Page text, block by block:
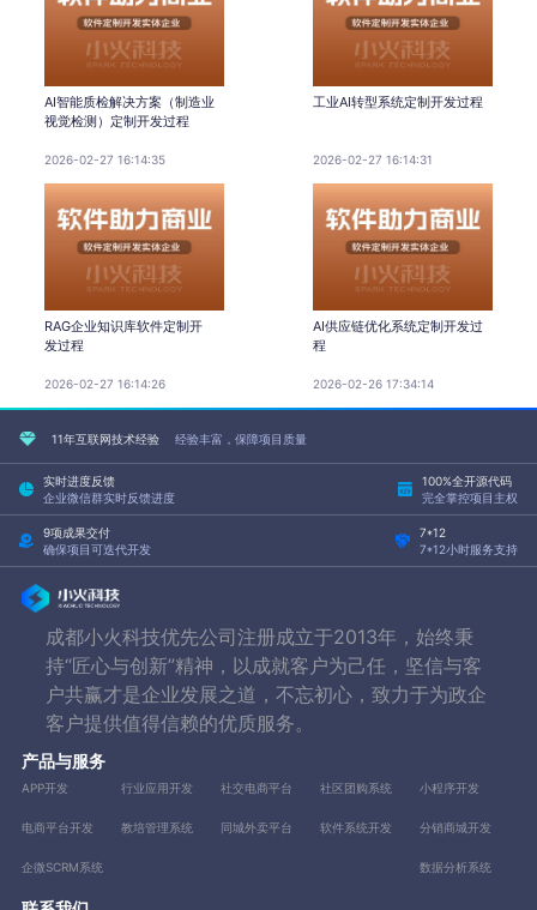
AI智能质检解决方案（制造业
视觉检测）定制开发过程
2026-02-27 16:14:35
工业AI转型系统定制开发过程
2026-02-27 16:14:31
RAG企业知识库软件定制开
发过程
2026-02-27 16:14:26
AI供应链优化系统定制开发过
程
2026-02-26 17:34:14
11年互联网技术经验 经验丰富，保障项目质量
实时进度反馈
企业微信群实时反馈进度
100%全开源代码
完全掌控项目主权
9项成果交付
确保项目可迭代开发
7*12
7*12小时服务支持
成都小火科技优先公司注册成立于2013年，始终秉
持“匠心与创新”精神，以成就客户为己任，坚信与客
户共赢才是企业发展之道，不忘初心，致力于为政企
客户提供值得信赖的优质服务。
产品与服务
APP开发 行业应用开发 社交电商平台 社区团购系统 小程序开发
电商平台开发 教培管理系统 同城外卖平台 软件系统开发 分销商城开发
企微SCRM系统 数据分析系统